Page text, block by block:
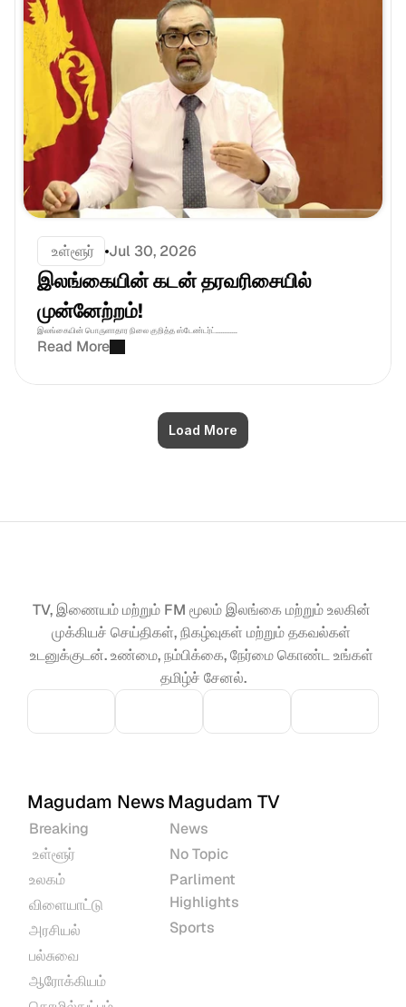
உள்ளூர் Jul 30, 2026
இலங்கையின் கடன் தரவரிசையில்
முன்னேற்றம்!
இலங்கையின் பொருளாதார நிலை குறித்த ஸ்டேண்டர்ட்............
Read More
Load More
TV, இணையம் மற்றும் FM மூலம் இலங்கை மற்றும் உலகின்
முக்கியச் செய்திகள், நிகழ்வுகள் மற்றும் தகவல்கள்
உடனுக்குடன். உண்மை, நம்பிக்கை, நேர்மை கொண்ட உங்கள்
தமிழ்ச் சேனல்.
Magudam News
Breaking
உள்ளூர்
உலகம்
விளையாட்டு
அரசியல்
பல்சுவை
ஆரோக்கியம்
Magudam TV
News
No Topic
Parliment
Highlights
Sports